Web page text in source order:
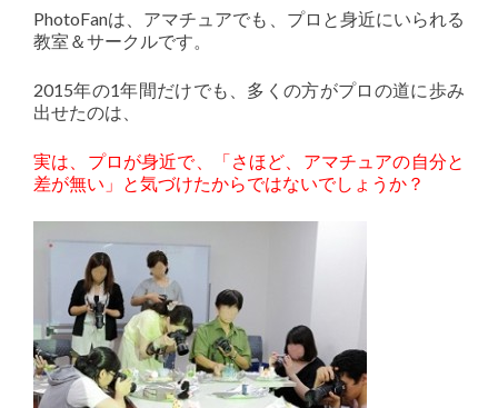
PhotoFanは、アマチュアでも、プロと身近にいられる
教室＆サークルです。
2015年の1年間だけでも、多くの方がプロの道に歩み
出せたのは、
実は、プロが身近で、「さほど、アマチュアの自分と
差が無い」と気づけたからではないでしょうか？